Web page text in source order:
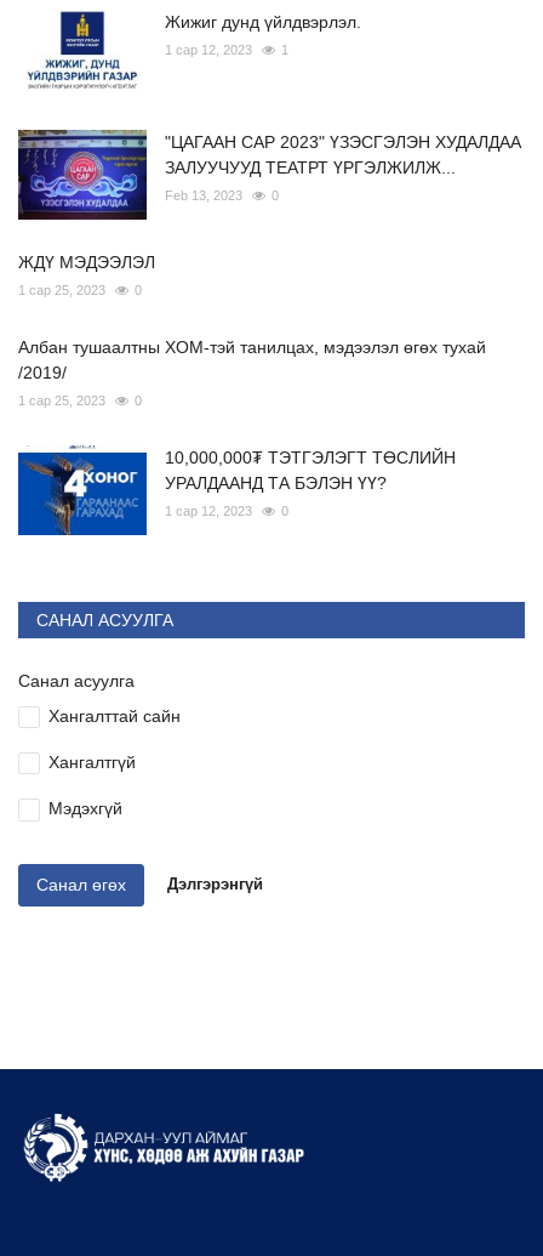
Жижиг дунд үйлдвэрлэл.
1 сар 12, 2023 1
"ЦАГААН САР 2023" ҮЗЭСГЭЛЭН ХУДАЛДАА
ЗАЛУУЧУУД ТЕАТРТ ҮРГЭЛЖИЛЖ...
Feb 13, 2023 0
ЖДҮ МЭДЭЭЛЭЛ
1 сар 25, 2023 0
Албан тушаалтны ХОМ-тэй танилцах, мэдээлэл өгөх тухай
/2019/
1 сар 25, 2023 0
10,000,000₮ ТЭТГЭЛЭГТ ТӨСЛИЙН
УРАЛДААНД ТА БЭЛЭН ҮҮ?
1 сар 12, 2023 0
САНАЛ АСУУЛГА
Санал асуулга
Хангалттай сайн
Хангалтгүй
Мэдэхгүй
Санал өгөх Дэлгэрэнгүй